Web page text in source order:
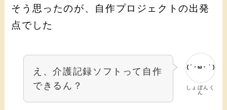
そう思ったのが、自作プロジェクトの出発
点でした
しょぼんく
ん
え、介護記録ソフトって自作
できるん？